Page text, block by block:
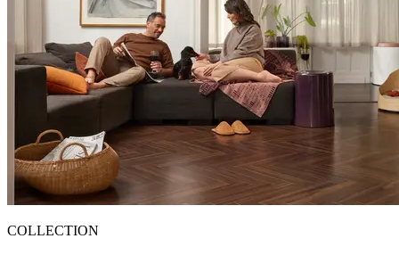
COLLECTION